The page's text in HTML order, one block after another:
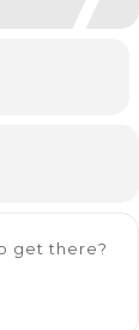
get there?